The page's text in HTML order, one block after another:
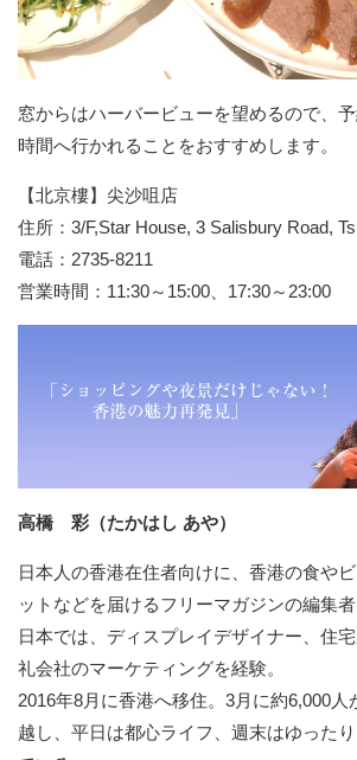
窓からはハーバービューを望めるので、
時間へ行かれることをおすすめします。
【北京樓】尖沙咀店
住所：3/F,Star House, 3 Salisbury Road,
電話：2735-8211
営業時間：11:30～15:00、17:30～23:00
高橋 彩（たかはし あや）
日本人の香港在住者向けに、香港の食や
ットなどを届けるフリーマガジンの編集者
日本では、ディスプレイデザイナー、住
礼会社のマーケティングを経験。
2016年8月に香港へ移住。3月に約6,000人
越し、平日は都心ライフ、週末はゆった